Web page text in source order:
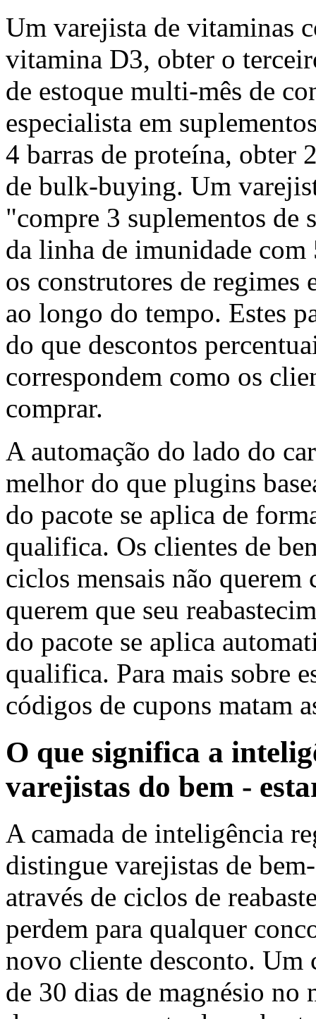
Um varejista de vitaminas
vitamina D3, obter o
de estoque multi-mês de
especialista em
4 barras de proteína, obter
de bulk-buying. Um
"compre 3 suplementos de
da linha de imunidade
os construtores de regimes
ao longo do tempo. Estes
do que descontos
correspondem como os
comprar.
A automação do lado do
melhor do que plugins
do pacote se aplica de
qualifica. Os clientes de
ciclos mensais não
querem que seu
do pacote se aplica
qualifica. Para mais sobre
códigos de cupons matam
O que significa a
varejistas do bem -
A camada de inteligência
distingue varejistas de
através de ciclos de
perdem para qualquer
novo cliente desconto. Um
de 30 dias de magnésio no